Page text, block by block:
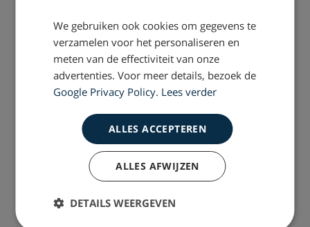
Over Drost
Onze mensen
Werkwijze
We gebruiken ook cookies om gegevens te
verzamelen voor het personaliseren en
meten van de effectiviteit van onze
advertenties. Voor meer details, bezoek de
Google Privacy Policy. Lees verder
ALLES ACCEPTEREN
ALLES AFWIJZEN
DETAILS WEERGEVEN